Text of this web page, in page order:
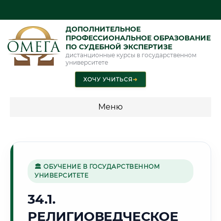
ДОПОЛНИТЕЛЬНОЕ
ПРОФЕССИОНАЛЬНОЕ ОБРАЗОВАНИЕ
ПО СУДЕБНОЙ ЭКСПЕРТИЗЕ
дистанционные курсы в государственном
университете
ХОЧУ УЧИТЬСЯ➜
Меню
специальности"
Стоимость по программам обучения "Судебная экспертиза"
Стоимость по программам обучения "Экспертиза"
🏛 ОБУЧЕНИЕ В ГОСУДАРСТВЕННОМ
УНИВЕРСИТЕТЕ
34.1.
РЕЛИГИОВЕДЧЕСКОЕ